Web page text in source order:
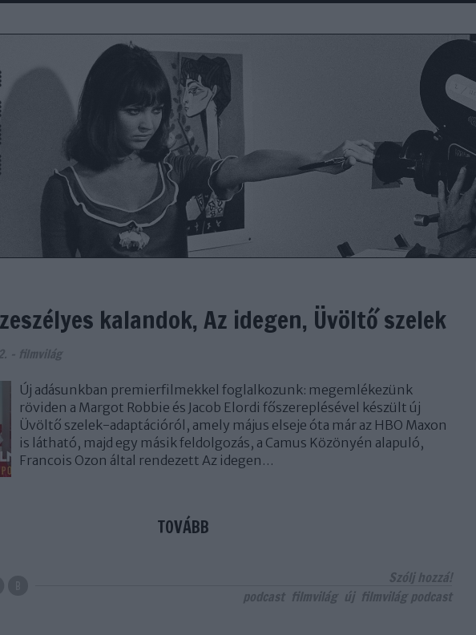
kalandok, Az idegen, Üvöltő szelek
- filmvilág
Új adásunkban premierfilmekkel foglalkozunk: megemlékezünk
röviden a Margot Robbie és Jacob Elordi főszereplésével készült új
Üvöltő szelek-adaptációról, amely május elseje óta már az HBO Maxon
is látható, majd egy másik feldolgozás, a Camus Közönyén alapuló,
Francois Ozon által rendezett Az idegen…
TOVÁBB
Szólj hozzá!
podcast filmvilág új filmvilág podcast